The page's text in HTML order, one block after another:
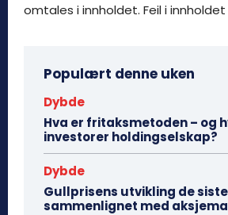
omtales i innholdet. Feil i
Populært denne uken
Dybde
Hva er fritaksmetoden – og
investorer holdingselskap?
Dybde
Gullprisens utvikling de siste
sammenlignet med